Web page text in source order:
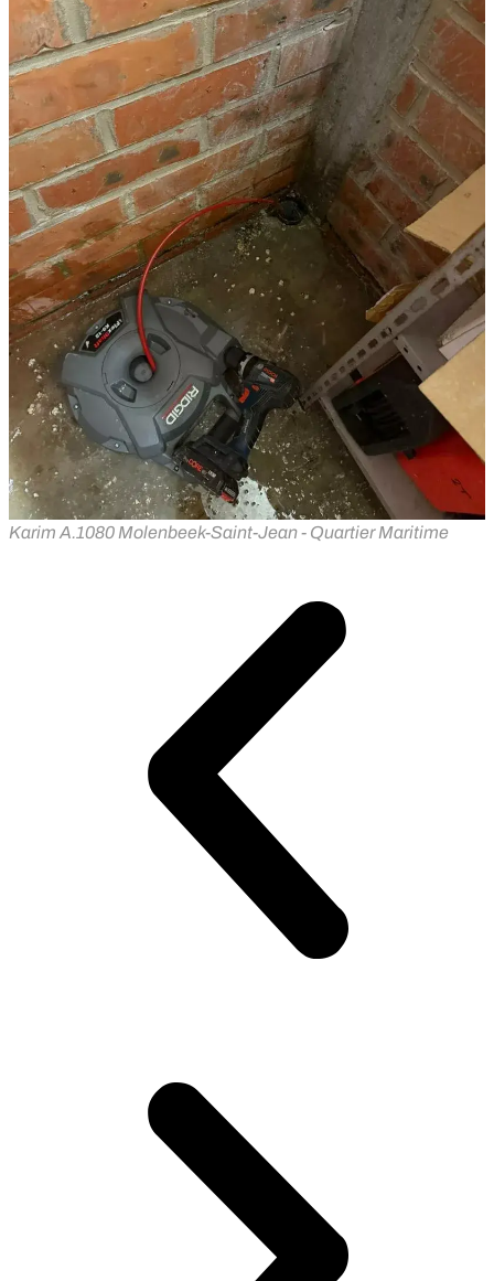
Karim A.1080 Molenbeek-Saint-Jean - Quartier Maritime